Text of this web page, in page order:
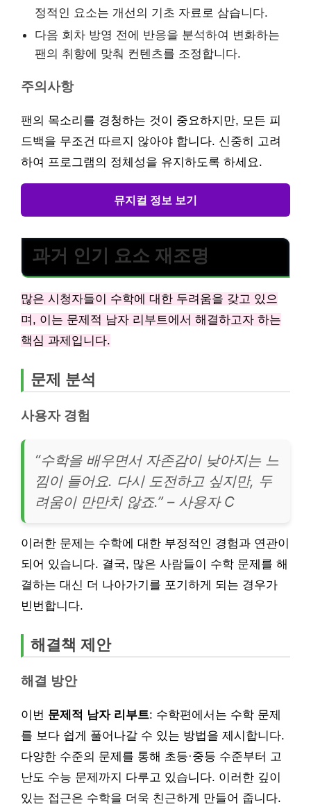
정적인 요소는 개선의 기초 자료로 삼습니다.
다음 회차 방영 전에 반응을 분석하여 변화하는
팬의 취향에 맞춰 컨텐츠를 조정합니다.
주의사항
팬의 목소리를 경청하는 것이 중요하지만, 모든 피
드백을 무조건 따르지 않아야 합니다. 신중히 고려
하여 프로그램의 정체성을 유지하도록 하세요.
뮤지컬 정보 보기
과거 인기 요소 재조명
많은 시청자들이 수학에 대한 두려움을 갖고 있으
며, 이는 문제적 남자 리부트에서 해결하고자 하는
핵심 과제입니다.
문제 분석
사용자 경험
“수학을 배우면서 자존감이 낮아지는 느
낌이 들어요. 다시 도전하고 싶지만, 두
려움이 만만치 않죠.” – 사용자 C
이러한 문제는 수학에 대한 부정적인 경험과 연관이
되어 있습니다. 결국, 많은 사람들이 수학 문제를 해
결하는 대신 더 나아가기를 포기하게 되는 경우가
빈번합니다.
해결책 제안
해결 방안
이번 문제적 남자 리부트: 수학편에서는 수학 문제
를 보다 쉽게 풀어나갈 수 있는 방법을 제시합니다.
다양한 수준의 문제를 통해 초등·중등 수준부터 고
난도 수능 문제까지 다루고 있습니다. 이러한 깊이
있는 접근은 수학을 더욱 친근하게 만들어 줍니다.